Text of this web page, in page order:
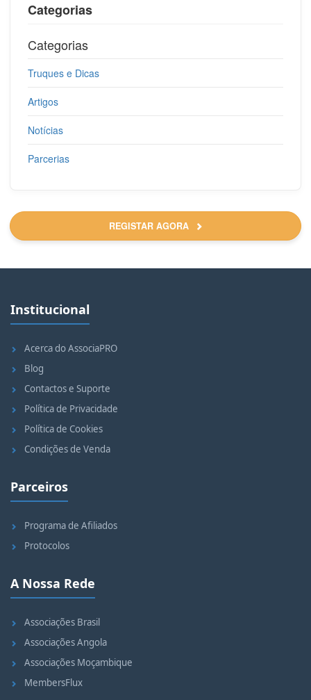
Categorias
Categorias
Truques e Dicas
Artigos
Notícias
Parcerias
REGISTAR AGORA
Institucional
Acerca do AssociaPRO
Blog
Contactos e Suporte
Política de Privacidade
Política de Cookies
Condições de Venda
Parceiros
Programa de Afiliados
Protocolos
A Nossa Rede
Associações Brasil
Associações Angola
Associações Moçambique
MembersFlux